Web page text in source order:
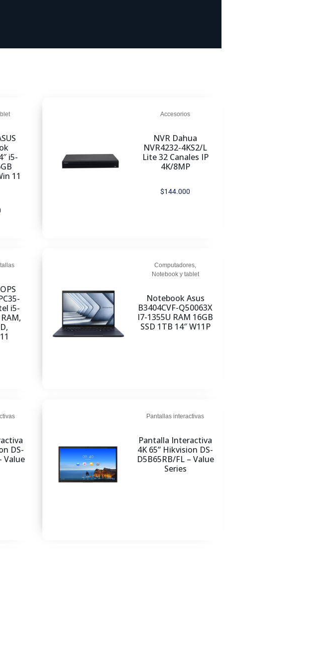
i5-
11
Accesorios
NVR Dahua
NVR4232-4KS2/L
Lite 32 Canales IP
4K/8MP
$144.000
i5-
Computadores,
Notebook y tablet
Notebook Asus
B3404CVF-Q50063X
I7-1355U RAM 16GB
SSD 1TB 14″ W11P
DS-
Value
Pantallas interactivas
Pantalla Interactiva
4K 65” Hikvision DS-
D5B65RB/FL – Value
Series